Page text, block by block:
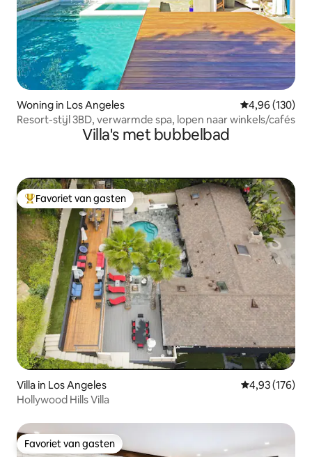
Woning in Los Angeles Gemiddelde
4,96 (130)
Resort-stijl 3BD, verwarmde spa, lopen naar winkels/cafés
Villa's met bubbelbad
Topfavoriet van gasten
Favoriet van gasten
Villa in Los Angeles Gemiddelde
4,93 (176)
Hollywood Hills Villa
Favoriet van gasten
Favoriet van gasten